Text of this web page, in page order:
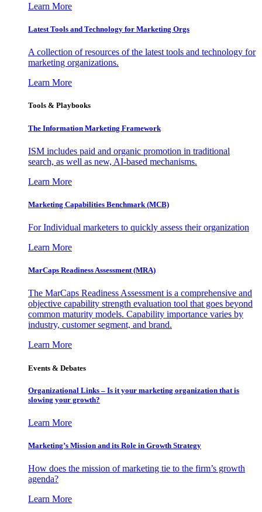
Learn More
Latest Tools and Technology for Marketing Orgs
A collection of resources of the latest tools and technology for
marketing organizations.
Learn More
Tools & Playbooks
The Information Marketing Framework
ISM includes paid and organic promotion in traditional
search, as well as new, AI-based mechanisms.
Learn More
Marketing Capabilities Benchmark (MCB)
For Individual marketers to quickly assess their organization
Learn More
MarCaps Readiness Assessment (MRA)
The MarCaps Readiness Assessment is a comprehensive and
objective capability strength evaluation tool that goes beyond
common maturity models. Capability importance varies by
industry, customer segment, and brand.
Learn More
Events & Debates
Organizational Links – Is it your marketing organization that is
slowing your growth?
Learn More
Marketing’s Mission and its Role in Growth Strategy
How does the mission of marketing tie to the firm’s growth
agenda?
Learn More